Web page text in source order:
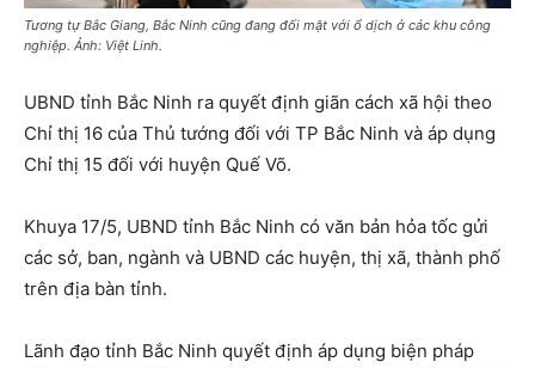
Tương tự Bắc Giang, Bắc Ninh cũng đang đối mặt với ổ dịch ở các khu công
nghiệp. Ảnh: Việt Linh.
UBND tỉnh Bắc Ninh ra quyết định giãn cách xã hội theo
Chỉ thị 16 của Thủ tướng đối với TP Bắc Ninh và áp dụng
Chỉ thị 15 đối với huyện Quế Võ.
Khuya 17/5, UBND tỉnh Bắc Ninh có văn bản hỏa tốc gửi
các sở, ban, ngành và UBND các huyện, thị xã, thành phố
trên địa bàn tỉnh.
Lãnh đạo tỉnh Bắc Ninh quyết định áp dụng biện pháp